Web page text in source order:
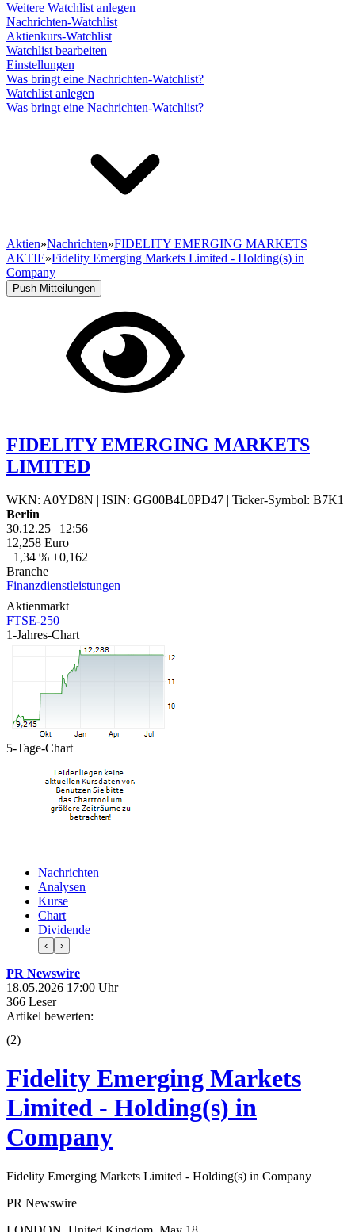
Weitere Watchlist anlegen
Nachrichten-Watchlist
Aktienkurs-Watchlist
Watchlist bearbeiten
Einstellungen
Was bringt eine Nachrichten-Watchlist?
Watchlist anlegen
Was bringt eine Nachrichten-Watchlist?
Aktien»Nachrichten»FIDELITY EMERGING MARKETS
AKTIE»Fidelity Emerging Markets Limited - Holding(s) in
Company
Push Mitteilungen
FIDELITY EMERGING MARKETS
LIMITED
WKN: A0YD8N | ISIN: GG00B4L0PD47 | Ticker-Symbol: B7K1
Berlin
30.12.25 | 12:56
12,258 Euro
+1,34 % +0,162
Branche
Finanzdienstleistungen
Aktienmarkt
FTSE-250
1-Jahres-Chart
5-Tage-Chart
Nachrichten
Analysen
Kurse
Chart
Dividende
‹ ›
PR Newswire
18.05.2026 17:00 Uhr
366 Leser
Artikel bewerten:
(2)
Fidelity Emerging Markets
Limited - Holding(s) in
Company
Fidelity Emerging Markets Limited - Holding(s) in Company
PR Newswire